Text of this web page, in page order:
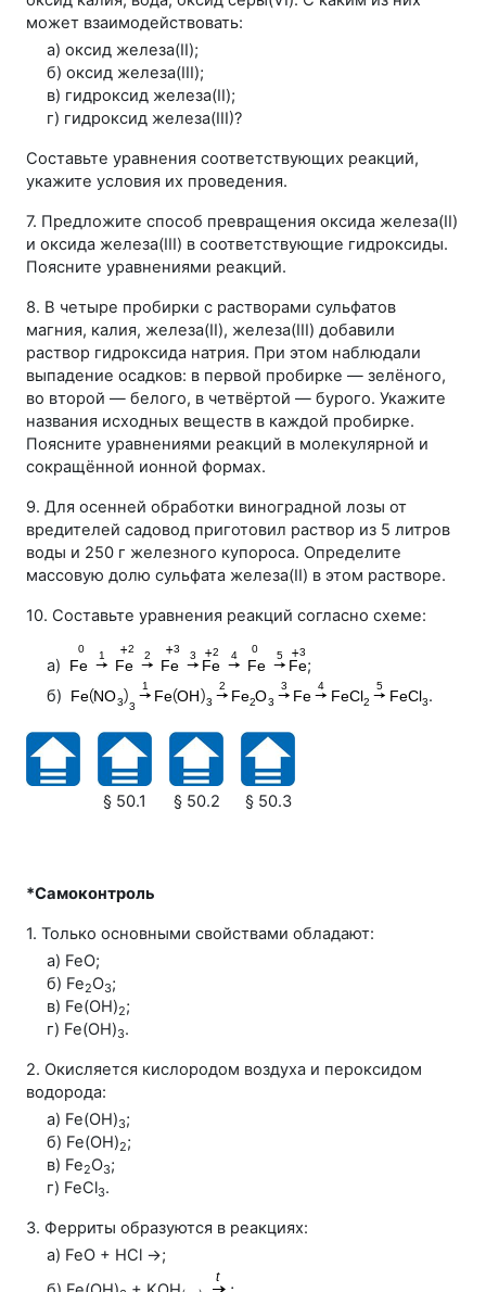
может взаимодействовать:
а) оксид железа(II);
б) оксид железа(III);
в) гидроксид железа(II);
г) гидроксид железа(III)?
Составьте уравнения соответствующих реакций,
укажите условия их проведения.
7. Предложите способ превращения оксида железа(II)
и оксида железа(III) в соответствующие гидроксиды.
Поясните уравнениями реакций.
8. В четыре пробирки с растворами сульфатов
магния, калия, железа(II), железа(III) добавили
раствор гидроксида натрия. При этом наблюдали
выпадение осадков: в первой пробирке — зелёного,
во второй — белого, в четвёртой — бурого. Укажите
названия исходных веществ в каждой пробирке.
Поясните уравнениями реакций в молекулярной и
сокращённой ионной формах.
9. Для осенней обработки виноградной лозы от
вредителей садовод приготовил раствор из 5 литров
воды и 250 г железного купороса. Определите
массовую долю сульфата железа(II) в этом растворе.
10. Составьте уравнения реакций согласно схеме:
а)
;
б)
.
§ 50.1 § 50.2 § 50.3
*Самоконтроль
1. Только основными свойствами обладают:
а) FeO;
б) Fe2O3;
в) Fe(OH)2;
г) Fe(OH)3.
2. Окисляется кислородом воздуха и пероксидом
водорода:
а) Fe(OH)3;
б) Fe(OH)2;
в) Fe2O3;
г) FeСl3.
3. Ферриты образуются в реакциях:
а) FeO + HCl →;